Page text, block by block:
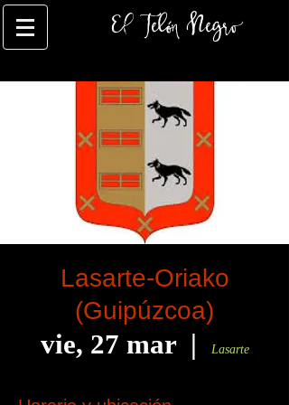
El Telón Negro
Lasarte-Oriako
(Guipúzcoa)
vie, 27 mar
  |
Lasarte